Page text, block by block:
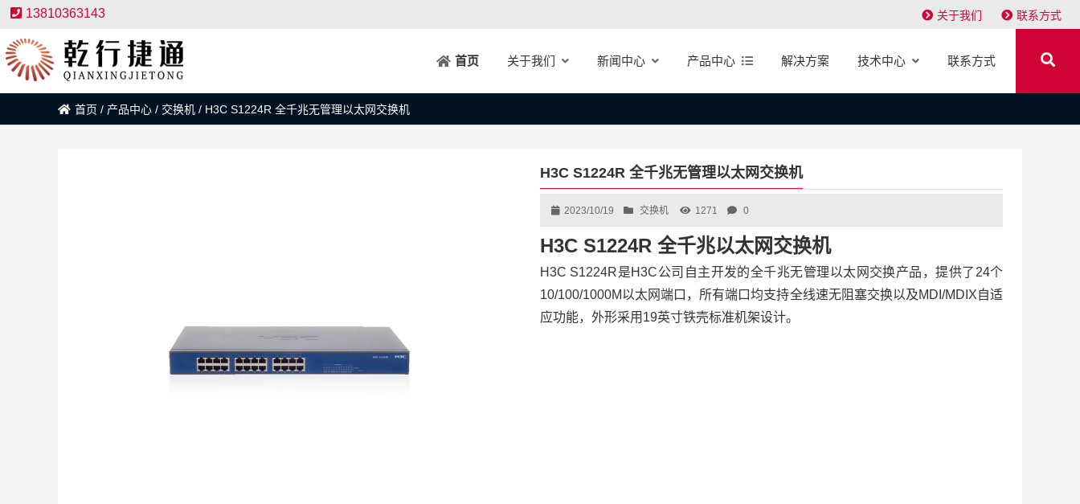
13810363143 关于我们 联系方式
首页 关于我们 新闻中心 产品中心 解决方案 技术中心 联系方式
首页 / 产品中心 / 交换机 / H3C S1224R 全千兆无管理以太网交换机
H3C S1224R 全千兆无管理以太网交换机
2023/10/19 交换机 1271 0
H3C S1224R 全千兆以太网交换机
H3C S1224R是H3C公司自主开发的全千兆无管理以太网交换产品，提供了24个
10/100/1000M以太网端口，所有端口均支持全线速无阻塞交换以及MDI/MDIX自适
应功能，外形采用19英寸铁壳标准机架设计。